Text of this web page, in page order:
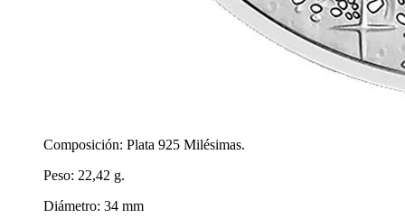
Composición: Plata 925 Milésimas.
Peso: 22,42 g.
Diámetro: 34 mm